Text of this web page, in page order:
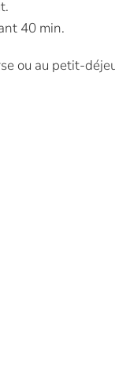
40 min.
ou au petit-